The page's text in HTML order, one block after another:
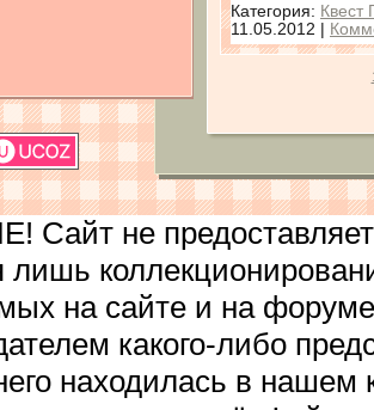
Категория: Квест
11.05.2012 |
не предоставляет
лишь
на сайте и на
какого-либо
находилась в